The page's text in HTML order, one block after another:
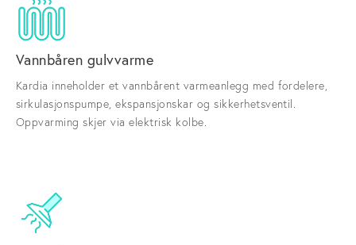
Vannbåren gulvvarme
Kardia inneholder et vannbårent varmeanlegg med fordelere,
sirkulasjonspumpe, ekspansjonskar og sikkerhetsventil.
Oppvarming skjer via elektrisk kolbe.